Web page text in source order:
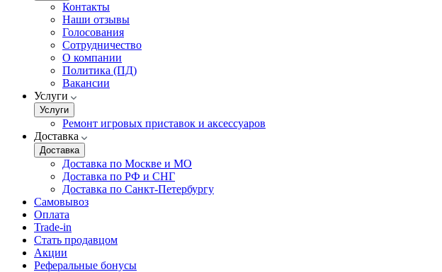
Контакты
Наши отзывы
Голосования
Сотрудничество
О компании
Политика (ПД)
Вакансии
Услуги
Услуги
Ремонт игровых приставок и аксессуаров
Доставка
Доставка
Доставка по Москве и МО
Доставка по РФ и СНГ
Доставка по Санкт-Петербургу
Самовывоз
Оплата
Trade-in
Стать продавцом
Акции
Реферальные бонусы